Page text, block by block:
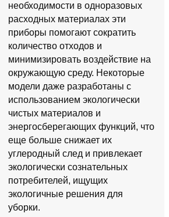
необходимости в одноразовых
расходных материалах эти
приборы помогают сократить
количество отходов и
минимизировать воздействие на
окружающую среду. Некоторые
модели даже разработаны с
использованием экологически
чистых материалов и
энергосберегающих функций, что
еще больше снижает их
углеродный след и привлекает
экологически сознательных
потребителей, ищущих
экологичные решения для
уборки.